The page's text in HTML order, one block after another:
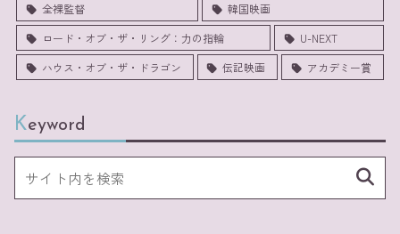
全裸監督
韓国映画
ロード・オブ・ザ・リング：力の指輪
U-NEXT
ハウス・オブ・ザ・ドラゴン
伝記映画 アカデミー賞
Keyword